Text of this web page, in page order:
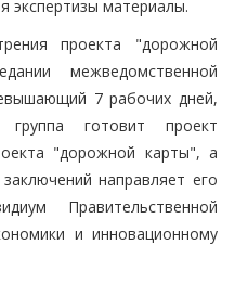
экспертизы материалы.
проекта "дорожной
межведомственной
7 рабочих дней,
группа готовит проект
"дорожной карты", а
направляет его
Правительственной
и инновационному